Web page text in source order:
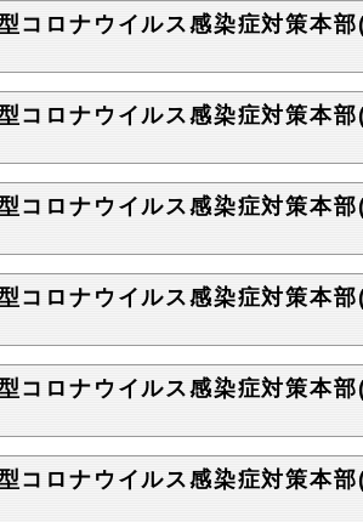
コロナウイルス感染症対策本
コロナウイルス感染症対策本
コロナウイルス感染症対策本
コロナウイルス感染症対策本
コロナウイルス感染症対策本
コロナウイルス感染症対策本